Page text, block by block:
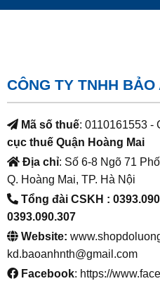
CÔNG TY TNHH BẢO
Mã số thuế: 0110161553 -
cục thuế Quận Hoàng Mai
Địa chỉ: Số 6-8 Ngõ 71
Q. Hoàng Mai, TP. Hà Nội
Tổng đài CSKH :
0393.090.307
Website:
kd.baoanhnth@gmail.com
Facebook: https://